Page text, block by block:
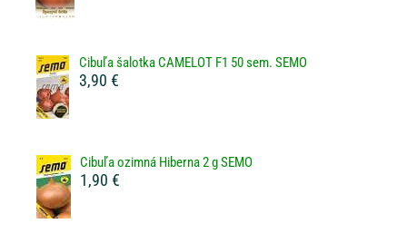
Cibuľa šalotka CAMELOT F1 50 sem. SEMO
3,90 €
Cibuľa ozimná Hiberna 2 g SEMO
1,90 €